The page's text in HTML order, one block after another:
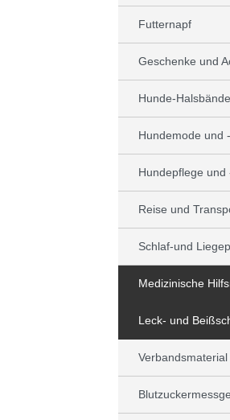
Futternapf
Geschenke und
Hunde-
Hundemode und
Hundepflege und
Reise und
Schlaf-und
Medizinische
Leck- und
Verbandsmaterial